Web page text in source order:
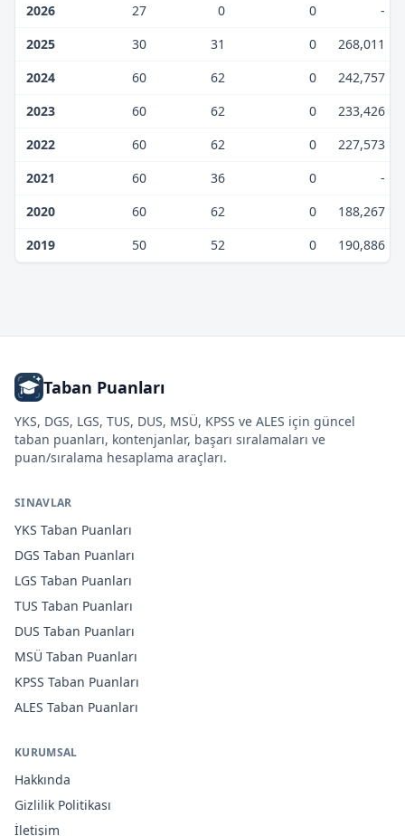
2026 27 0 0
-
2025
30 31 0
268,011
2024
60 62 0
242,757
2023
60 62 0
233,426
2022
60 62 0
227,573
2021
60 36 0
-
2020
60 62 0
188,267
2019
50 52 0 190,886
Taban Puanları
YKS, DGS, LGS, TUS, DUS, MSÜ, KPSS ve ALES için güncel
taban puanları, kontenjanlar, başarı sıralamaları ve
puan/sıralama hesaplama araçları.
SINAVLAR
YKS Taban Puanları
DGS Taban Puanları
LGS Taban Puanları
TUS Taban Puanları
DUS Taban Puanları
MSÜ Taban Puanları
KPSS Taban Puanları
ALES Taban Puanları
KURUMSAL
Hakkında
Gizlilik Politikası
İletişim